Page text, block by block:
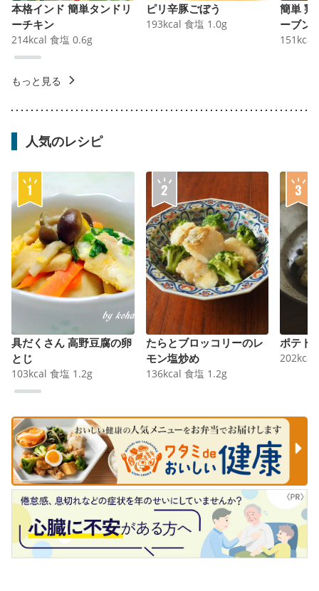
本格インド 簡単タンドリ
ーチキン
214kcal 食塩 0.6g
ピリ辛豚ごぼう
193kcal 食塩 1.0g
簡単 鶏
ーブン
151 kcal
もっと見る
人気のレシピ
具だくさん 高野豆腐の卵
とじ
103kcal 食塩 1.2g
たらとブロッコリーのレ
モン塩炒め
136kcal 食塩 1.2g
ポテト
202kcal